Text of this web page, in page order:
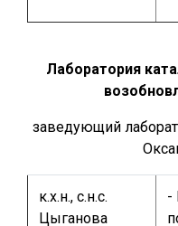
Лаборатория
заведующий
к.х.н., с.н.с.
Цыганова
-